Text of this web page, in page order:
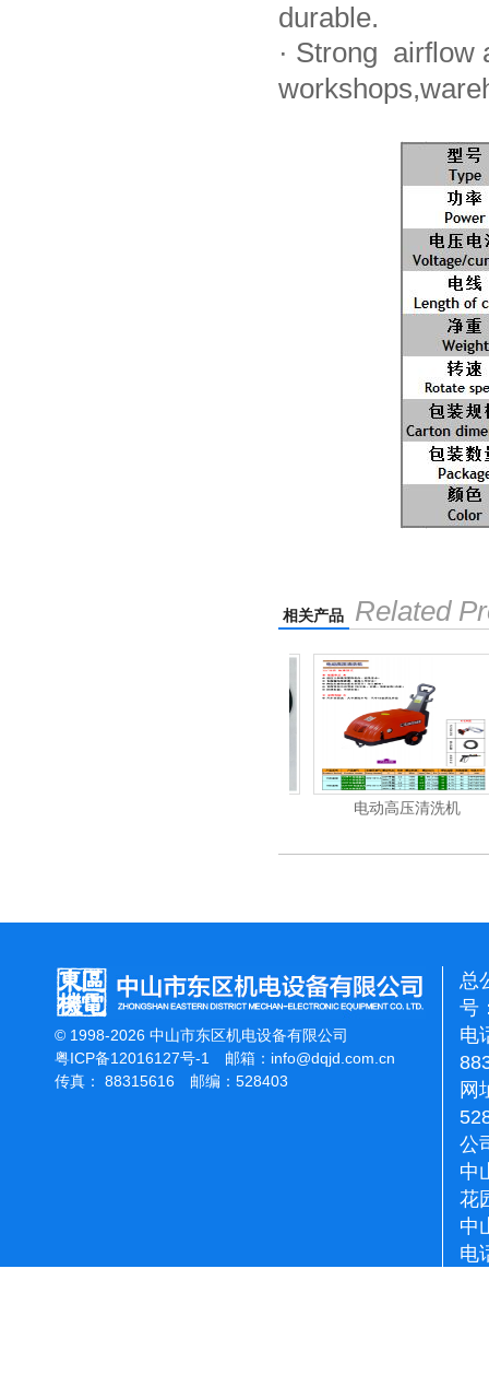
durable.
· Strong airflow
相关产品 Related
电动高压清洗机
© 1998-2026 中山市东区机电设备有限公司
粤ICP备12016127号-1
邮箱： info@dqjd.com.cn
传真： 88315616 邮编：528403
总
号
电
网
公
中
花
中
电